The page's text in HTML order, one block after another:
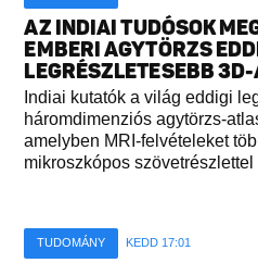
AZ INDIAI TUDÓSOK
EMBERI AGYTÖRZS
LEGRÉSZLETESEBB
Indiai kutatók a világ eddigi
háromdimenziós agytörzs-
amelyben MRI-felvételeket
mikroszkópos
TUDOMÁNY KEDD 17:01